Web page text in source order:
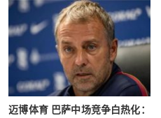
迈博体育 巴萨中场竞争白热化：